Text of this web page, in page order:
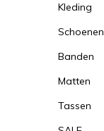
Kleding
Schoenen
Banden
Matten
Tassen